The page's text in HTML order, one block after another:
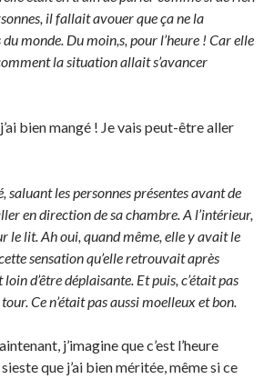
il fallait avouer que ça ne la
monde. Du moin,s, pour l’heure ! Car elle
la situation allait s’avancer
bien mangé ! Je vais peut-être aller
saluant les personnes présentes avant de
en direction de sa chambre. A l’intérieur,
le lit. Ah oui, quand même, elle y avait le
sensation qu’elle retrouvait après
d’être déplaisante. Et puis, c’était pas
Ce n’était pas aussi moelleux et bon.
j’imagine que c’est l’heure
que j’ai bien méritée, même si ce